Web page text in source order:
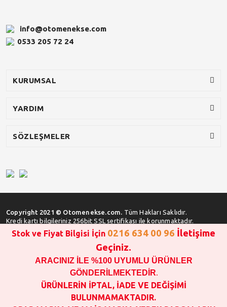
info@otomenekse.com
0533 205 72 24
KURUMSAL
YARDIM
SÖZLEŞMELER
Copyright 2021 © Otomenekse.com. Tüm Hakları Saklıdır.
Kredi kartı bilgileriniz 256bit SSL sertifikası ile korunmaktadır.
SATIN ALMA İŞLEMİ YAPMADAN ÖNCE
STOK VE FİYAT BİLGİSİ ALINIZ !!!
1000 TL VE ÜSTÜ SİPARİŞ VERİLEBİLİR!!!
OPAR MARKA VE MAİS MARKA YEDEK PARÇALARIN
GARANTİSİ YOKTUR!!!!!!!!!!!
Stok ve Fiyat Bilgisi İçin 0216 634 00 96 İletişime
Geçiniz.
ARACINIZ İLE %100 UYUMLU ÜRÜNLER
GÖNDERİLMEKTEDİR.
ÜRÜNLERİN İPTAL, İADE VE DEĞİŞİMİ
BULUNMAMAKTADIR.